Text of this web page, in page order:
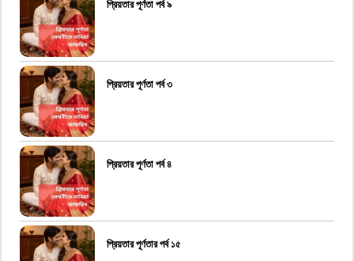
প্রিয়তার পূর্ণতা পর্ব ৯
প্রিয়তার পূর্ণতা পর্ব ৩
প্রিয়তার পূর্ণতা পর্ব ৪
প্রিয়তার পূর্ণতার পর্ব ১৫